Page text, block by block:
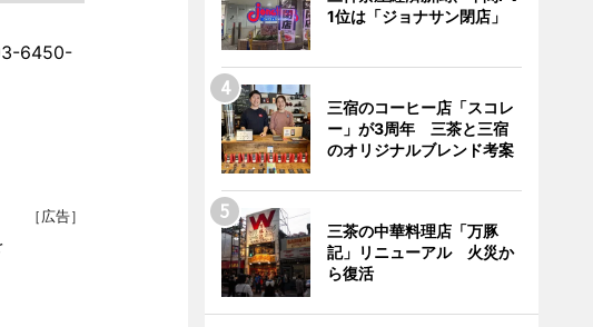
6450-
［広告］
1位は「ジョナサン閉店」
三宿のコーヒー店「スコレ
ー」が3周年 三茶と三宿
のオリジナルブレンド考案
三茶の中華料理店「万豚
記」リニューアル 火災か
ら復活